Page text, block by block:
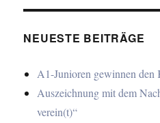
NEUESTE BEITRÄGE
A1-Junioren gewinnen den
Auszeichnung mit dem
verein(t)“